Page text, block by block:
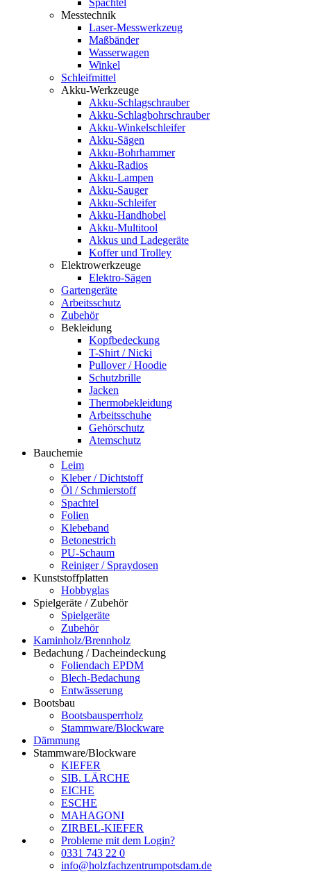
Spachtel
Messtechnik
Laser-Messwerkzeug
Maßbänder
Wasserwagen
Winkel
Schleifmittel
Akku-Werkzeuge
Akku-Schlagschrauber
Akku-Schlagbohrschrauber
Akku-Winkelschleifer
Akku-Sägen
Akku-Bohrhammer
Akku-Radios
Akku-Lampen
Akku-Sauger
Akku-Schleifer
Akku-Handhobel
Akku-Multitool
Akkus und Ladegeräte
Koffer und Trolley
Elektrowerkzeuge
Elektro-Sägen
Gartengeräte
Arbeitsschutz
Zubehör
Bekleidung
Kopfbedeckung
T-Shirt / Nicki
Pullover / Hoodie
Schutzbrille
Jacken
Thermobekleidung
Arbeitsschuhe
Gehörschutz
Atemschutz
Bauchemie
Leim
Kleber / Dichtstoff
Öl / Schmierstoff
Spachtel
Folien
Klebeband
Betonestrich
PU-Schaum
Reiniger / Spraydosen
Kunststoffplatten
Hobbyglas
Spielgeräte / Zubehör
Spielgeräte
Zubehör
Kaminholz/Brennholz
Bedachung / Dacheindeckung
Foliendach EPDM
Blech-Bedachung
Entwässerung
Bootsbau
Bootsbausperrholz
Stammware/Blockware
Dämmung
Stammware/Blockware
KIEFER
SIB. LÄRCHE
EICHE
ESCHE
MAHAGONI
ZIRBEL-KIEFER
Probleme mit dem Login?
0331 743 22 0
info@holzfachzentrumpotsdam.de